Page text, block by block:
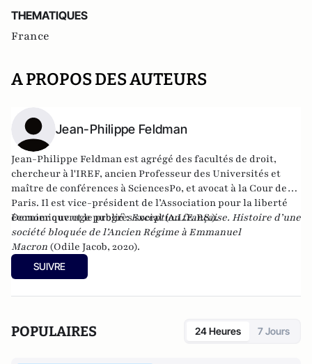
THEMATIQUES
France
A PROPOS DES AUTEURS
Jean-Philippe Feldman
Jean-Philippe Feldman est agrégé des facultés de droit,
chercheur à l'IREF, ancien Professeur des Universités et
maître de conférences à SciencesPo, et avocat à la Cour de
Paris. Il est vice-président de l’Association pour la liberté
économique et le progrès social (A.L.E.P.S.).
Dernier ouvrage publié :Exception française. Histoire d’une
société bloquée de l’Ancien Régime à Emmanuel
Macron (Odile Jacob, 2020).
SUIVRE
POPULAIRES 24 Heures 7 Jours